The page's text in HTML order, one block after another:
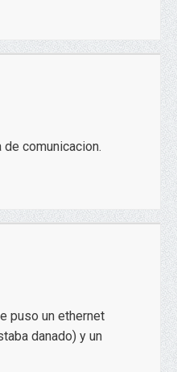
comunicacion.
puso un ethernet
danado) y un